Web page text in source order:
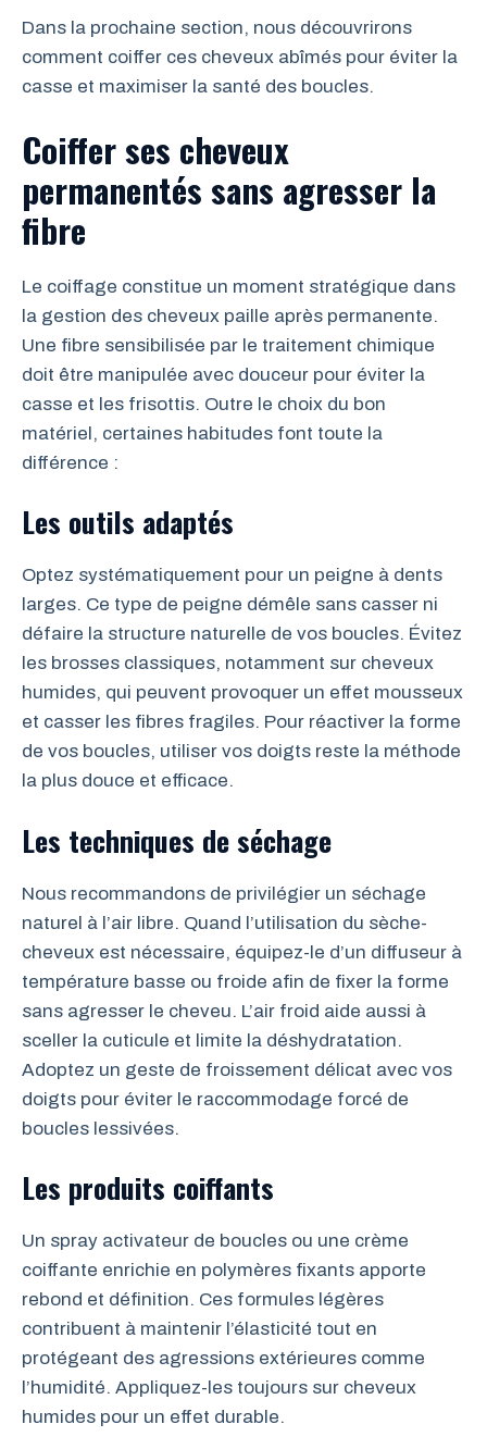
Dans la prochaine section, nous découvrirons
comment coiffer ces cheveux abîmés pour éviter la
casse et maximiser la santé des boucles.
Coiffer ses cheveux
permanentés sans agresser la
fibre
Le coiffage constitue un moment stratégique dans
la gestion des cheveux paille après permanente.
Une fibre sensibilisée par le traitement chimique
doit être manipulée avec douceur pour éviter la
casse et les frisottis. Outre le choix du bon
matériel, certaines habitudes font toute la
différence :
Les outils adaptés
Optez systématiquement pour un peigne à dents
larges. Ce type de peigne démêle sans casser ni
défaire la structure naturelle de vos boucles. Évitez
les brosses classiques, notamment sur cheveux
humides, qui peuvent provoquer un effet mousseux
et casser les fibres fragiles. Pour réactiver la forme
de vos boucles, utiliser vos doigts reste la méthode
la plus douce et efficace.
Les techniques de séchage
Nous recommandons de privilégier un séchage
naturel à l’air libre. Quand l’utilisation du sèche-
cheveux est nécessaire, équipez-le d’un diffuseur à
température basse ou froide afin de fixer la forme
sans agresser le cheveu. L’air froid aide aussi à
sceller la cuticule et limite la déshydratation.
Adoptez un geste de froissement délicat avec vos
doigts pour éviter le raccommodage forcé de
boucles lessivées.
Les produits coiffants
Un spray activateur de boucles ou une crème
coiffante enrichie en polymères fixants apporte
rebond et définition. Ces formules légères
contribuent à maintenir l’élasticité tout en
protégeant des agressions extérieures comme
l’humidité. Appliquez-les toujours sur cheveux
humides pour un effet durable.